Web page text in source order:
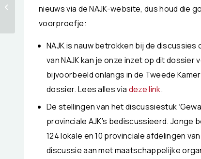
nieuws via de NAJK-website, dus houd die
voorproefje:
NAJK is nauw betrokken bij de
van NAJK kan je onze inzet op dit
bijvoorbeeld onlangs in de Tweede
dossier. Lees alles via deze link.
De stellingen van het discussiestuk
provinciale AJK’s bediscussieerd.
124 lokale en 10 provinciale afdelingen
discussie aan met maatschappelijke
behoeftes van
agrariërs op gebied